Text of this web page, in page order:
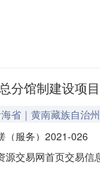
项////四、主要标的
分馆制建设项
省｜黄南藏族自治
（服务）2021-026
源交易网首页交易信